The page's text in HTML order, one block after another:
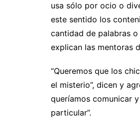
usa sólo por ocio o
este sentido los
cantidad de palabras
explican las mentoras
“Queremos que los
el misterio”, dicen y
queríamos comunicar
particular”.